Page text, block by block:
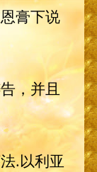
膏下说
，并且
.以利亚